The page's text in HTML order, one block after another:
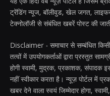
ट्रेंडिंग न्यूज, बॉलीवुड, खेल जगत,
टेक्नोलॉजी से संबंधित खबरें पोस्ट की
Disclaimer - समाचार से सम्बंधित
तत्वों में उपयोगकर्ताओं द्वारा प्रस्तुत
होगी स्वामी, मुद्रक, प्रकाशक, संपादक
नहीं स्वीकार करता है। न्यूज़ पोर्टल में
खबर देने वाला स्वयं जिम्मेदार होगा,